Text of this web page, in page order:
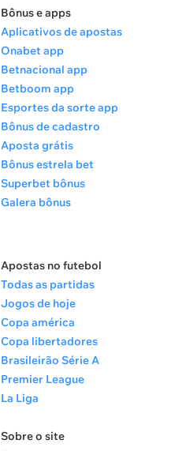
Bônus e apps
Aplicativos de apostas
Onabet app
Betnacional app
Betboom app
Esportes da sorte app
Bônus de cadastro
Aposta grátis
Bônus estrela bet
Superbet bônus
Galera bônus
Apostas no futebol
Todas as partidas
Jogos de hoje
Copa américa
Copa libertadores
Brasileirão Série A
Premier League
La Liga
Sobre o site